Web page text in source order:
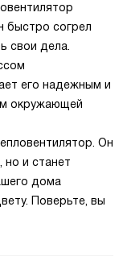
быстро согрел
свои дела.
его надежным и
окружающей
Он
но и станет
дома
Поверьте, вы